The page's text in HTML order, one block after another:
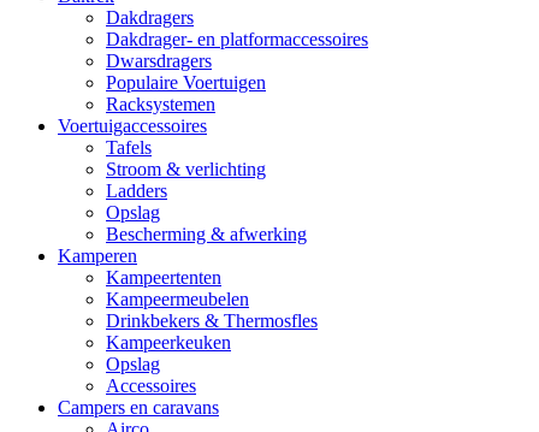
Dakdragers
Dakdrager- en platformaccessoires
Dwarsdragers
Populaire Voertuigen
Racksystemen
Voertuigaccessoires
Tafels
Stroom & verlichting
Ladders
Opslag
Bescherming & afwerking
Kamperen
Kampeertenten
Kampeermeubelen
Drinkbekers & Thermosfles
Kampeerkeuken
Opslag
Accessoires
Campers en caravans